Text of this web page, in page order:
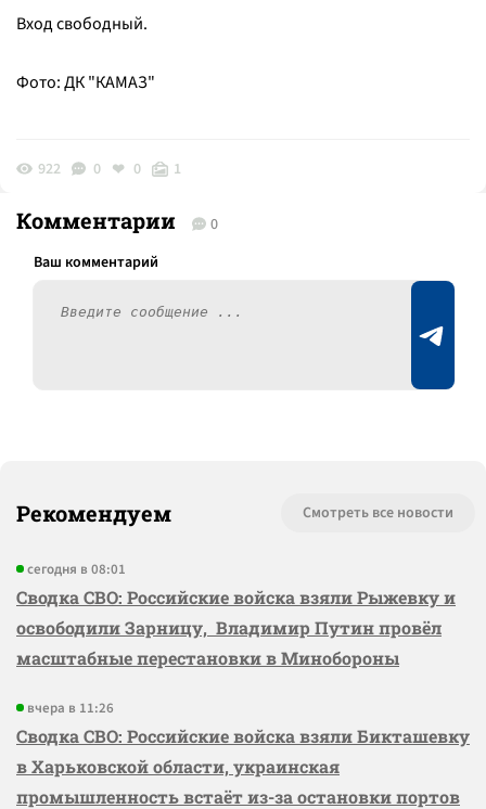
Вход свободный.
Фото: ДК "КАМАЗ"
922 0 0 1
Комментарии 0
Рекомендуем Смотреть все новости
сегодня в 08:01
Сводка СВО: Российские войска взяли Рыжевку и
освободили Зарницу, Владимир Путин провёл
масштабные перестановки в Минобороны
вчера в 11:26
Сводка СВО: Российские войска взяли Бикташевку
в Харьковской области, украинская
промышленность встаёт из-за остановки портов